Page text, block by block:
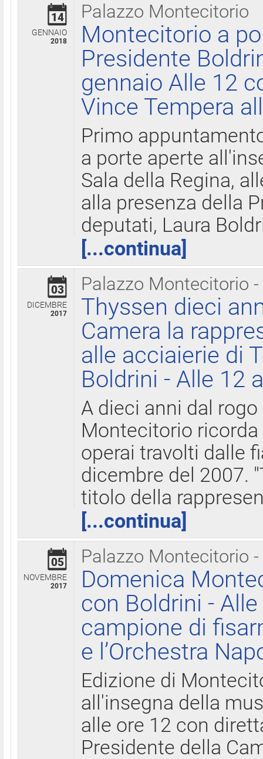
Palazzo Montecitorio
14
GENNAIO
2018
Montecitorio a
Presidente
gennaio Alle 12
Vince Tempera
Primo
a porte aperte
Sala della Regina,
alla presenza della
deputati, Laura
[...continua]
Palazzo Montecitorio
03
DICEMBRE
2017
Thyssen dieci
Camera la
alle acciaierie di
Boldrini - Alle 12
A dieci anni dal
Montecitorio
operai travolti dalle
dicembre del 2007.
titolo della
[...continua]
Palazzo Montecitorio
05
NOVEMBRE
2017
Domenica
con Boldrini -
campione di
e l’Orchestra
Edizione di
all'insegna della
alle ore 12 con
Presidente della